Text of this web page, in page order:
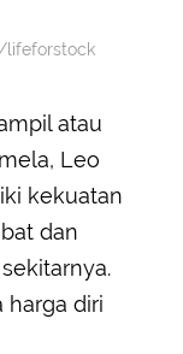
lifeforstock
atau
Leo
kekuatan
dan
harga diri